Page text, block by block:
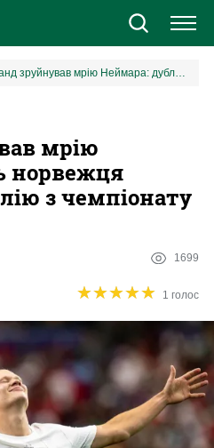
Холанд зруйнував мрію Неймара: дубль норвежця викинув Бразилію з чемпіонату світу
мрію
норвежця
з чемпіонату
1699
★★★★★
★★★★★ 1 голос